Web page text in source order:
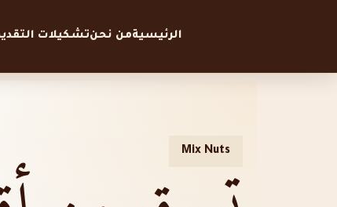
الرئيسيةمن نحنتشكيلات
Mix Nuts